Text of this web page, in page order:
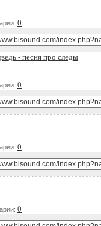
0
- песня про следы
0
0
0